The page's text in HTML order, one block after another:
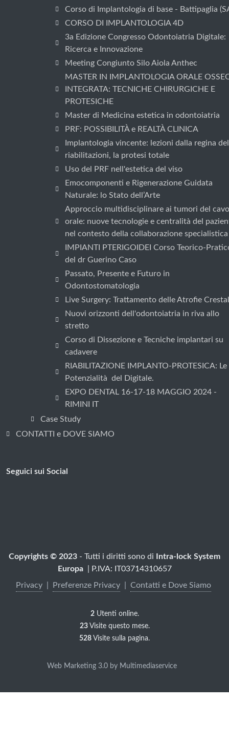
Utilizziamo cookie di servizi di
Corso di Implantologia di base - Battipaglia
CORSO DI IMPLANTOLOGIA 4D
3a Edizione Congresso Odontoiatria Digitale:
Ricerca e Innovazione
Meeting Congiunto Silo Aiola Anthec
MASTER IN IMPLANTOLOGIA ORALE
INTEGRATA: TECNICHE CHIRURGICHE E
PROTESICHE
Master di Medicina estetica in odontoiatria
PRF: POSSIBILITÀ e REALTÀ CLINICA
Implantologia vincente: lezioni dalla regina
riabilitazioni, la protesi totale
Uso del PRF nell'estetica del viso
Emocomponenti e Rigenerazione Guidata
Naturale: lo Stato dell’Arte
Approccio multidisciplinare ai tumori del cavo
orale: nuove tecnologie e centralità del
nel contesto della collaborazione specialistica
IMPIANTI PTERIGOIDEI Corso Teorico-
del dr Guerino Caso
Passato, Presente e Futuro in
Odontostomatologia
Live Surgery: Trattamento delle Atrofie
Nuovi orizzonti dell'odontoiatria in riva allo
stretto
Corso di Dissezione e Tecniche implantari su
cadavere
RIABILITAZIONE IMPLANTO-PROTESICA: Le
Potenzialità del Digitale.
EXPO DENTAL 16-17-18 MAGGIO 2024 -
RIMINI IT
Case Study
CONTATTI e DOVE SIAMO
Seguici sui Social
Copyrights © 2023 - Tutti i diritti sono di
Intra-lock System
Europa
| P.IVA: IT03714310657
Privacy
Preferenze Privacy Contatti e Dove Siamo
2Utenti online.
23Visite questo mese.
528 Visite sulla pagina.
Web Marketing 3.0 by Multimediaservice